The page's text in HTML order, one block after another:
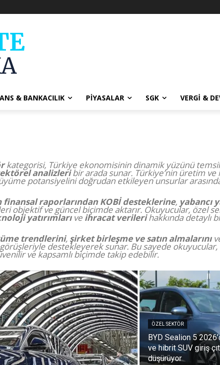
& BANKACILIK PIYASALAR SGK VERGI &
kategorisi, Türkiye ekonomisinin dinamik yüzünü
analizleribir arada sunar. Türkiye’nin üretim
potansiyelini doğrudan etkileyen unsurlar
raporlarından KOBİ desteklerine, yabancı
objektif ve güncel biçimde aktarır. Okuyucular, özel
yatırımlarıve ihracat verilerihakkında detaylı
trendlerini, şirket birleşme ve satın almalarını
destekleyerek sunar. Bu sayede
ve kapsamlı biçimde takip edebilir.
ÖZEL SEKTÖR
BYD Sealion 5
ve hibrit SUV giriş
düşürüyor